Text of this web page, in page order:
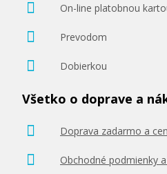
On-line platobnou
Prevodom
Dobierkou
Všetko o doprave a
Doprava zadarmo a
Obchodné podmienky